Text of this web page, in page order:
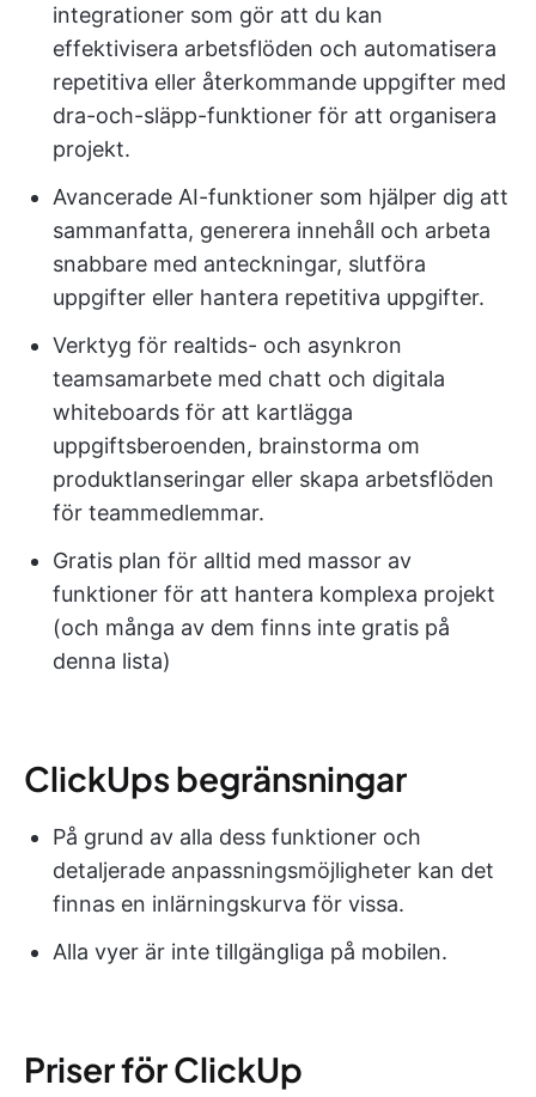
integrationer som gör att du kan
effektivisera arbetsflöden och automatisera
repetitiva eller återkommande uppgifter med
dra-och-släpp-funktioner för att organisera
projekt.
Avancerade AI-funktioner som hjälper dig att
sammanfatta, generera innehåll och arbeta
snabbare med anteckningar, slutföra
uppgifter eller hantera repetitiva uppgifter.
Verktyg för realtids- och asynkron
teamsamarbete med chatt och digitala
whiteboards för att kartlägga
uppgiftsberoenden, brainstorma om
produktlanseringar eller skapa arbetsflöden
för teammedlemmar.
Gratis plan för alltid med massor av
funktioner för att hantera komplexa projekt
(och många av dem finns inte gratis på
denna lista)
ClickUps begränsningar
På grund av alla dess funktioner och
detaljerade anpassningsmöjligheter kan det
finnas en inlärningskurva för vissa.
Alla vyer är inte tillgängliga på mobilen.
Priser för ClickUp